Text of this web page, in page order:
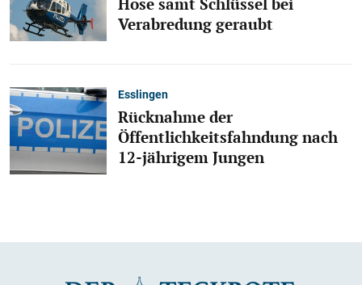
Verabredung geraubt
Esslingen
Rücknahme der
Öffentlichkeitsfahndung nach
12-jährigem Jungen